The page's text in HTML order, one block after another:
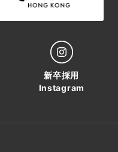
新卒採用
Instagram